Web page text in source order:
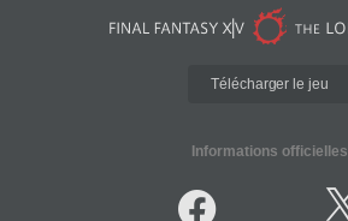
Télécharger le jeu
Informations officielles